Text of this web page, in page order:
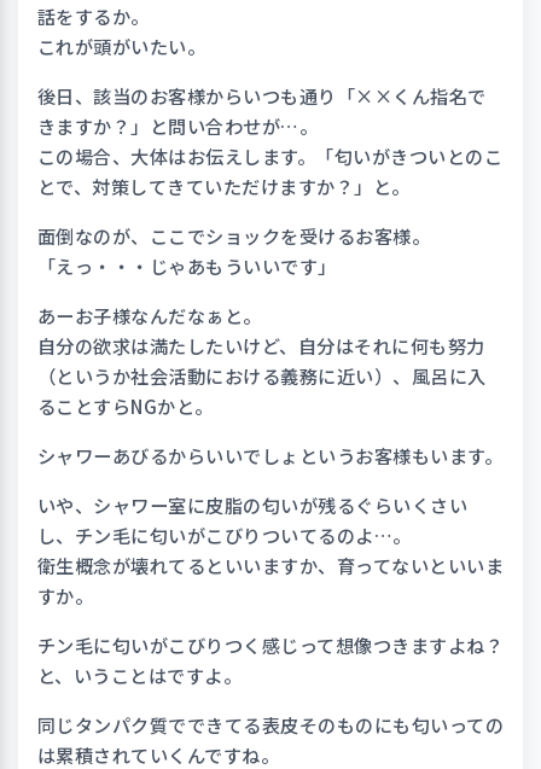
話をするか。
これが頭がいたい。
後日、該当のお客様からいつも通り「××くん指名で
きますか？」と問い合わせが…。
この場合、大体はお伝えします。「匂いがきついとのこ
とで、対策してきていただけますか？」と。
面倒なのが、ここでショックを受けるお客様。
「えっ・・・じゃあもういいです」
あーお子様なんだなぁと。
自分の欲求は満たしたいけど、自分はそれに何も努力
（というか社会活動における義務に近い）、風呂に入
ることすらNGかと。
シャワーあびるからいいでしょというお客様もいます。
いや、シャワー室に皮脂の匂いが残るぐらいくさい
し、チン毛に匂いがこびりついてるのよ…。
衛生概念が壊れてるといいますか、育ってないといいま
すか。
チン毛に匂いがこびりつく感じって想像つきますよね？
と、いうことはですよ。
同じタンパク質でできてる表皮そのものにも匂いっての
は累積されていくんですね。